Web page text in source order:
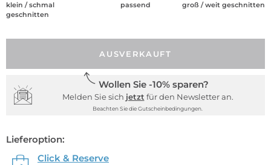
klein / schmal
geschnitten
passend groß / weit geschnitten
AUSVERKAUFT
Wollen Sie -10% sparen?
Melden Sie sich jetzt für den Newsletter an.
Beachten Sie die Gutscheinbedingungen.
Lieferoption:
Click & Reserve